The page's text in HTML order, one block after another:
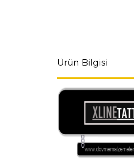
Ürün Bilgisi